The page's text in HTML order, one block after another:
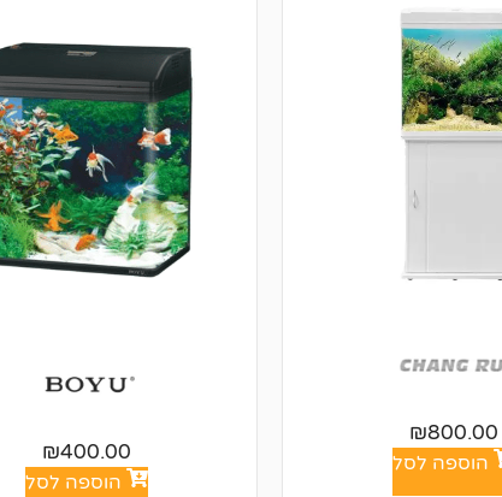
₪800.00
הוספה לסל ₪400.00
הוספה לסל